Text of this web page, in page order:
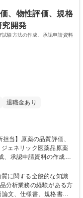
、物性評価、規格
究開発
験方法の作成、承認申請資料
退職金あり
、承認申請資料の作成及
事項の当局対応 【長期
レーションの理解に基づ
ネリック医薬品の品質リ
に関する全般的な知識
分析業務の経験がある方